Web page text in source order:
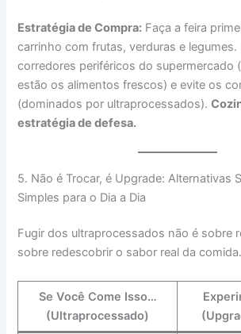
Estratégia de Compra: Faça a feira
carrinho com frutas, verduras e legumes.
corredores periféricos do supermercado
estão os alimentos frescos) e evite os
(dominados por ultraprocessados).
estratégia de defesa.
5. Não é Trocar, é Upgrade: Alternativas
Simples para o Dia a Dia
Fugir dos ultraprocessados não é sobre
sobre redescobrir o sabor real da comida.
Se Você Come Isso…
(Ultraprocessado)